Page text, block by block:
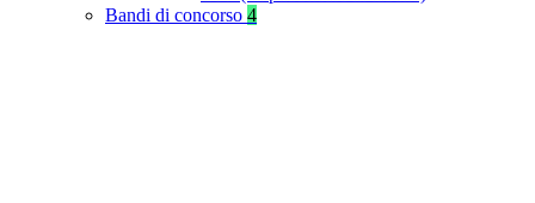
Bandi di concorso 4